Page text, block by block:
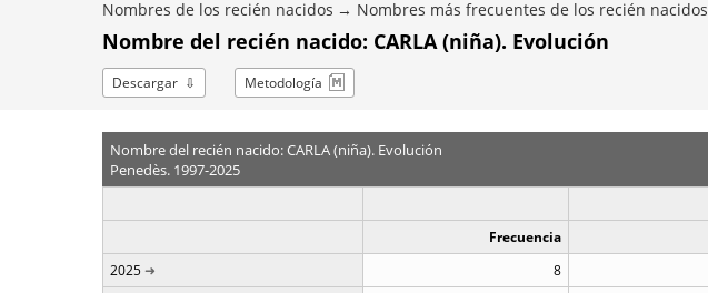
Nombres de los recién nacidos Nombres más frecuentes de los recién nacidos
Nombre del recién nacido: CARLA (niña). Evolución
Descargar Metodología
Nombre del recién nacido: CARLA (niña). Evolución
Penedès. 1997-2025
Frecuencia
2025
8